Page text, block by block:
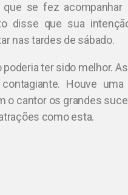
que se fez
disse que sua
nas tardes de sábado.
poderia ter sido melhor.
Houve
o cantor os grandes
como esta.